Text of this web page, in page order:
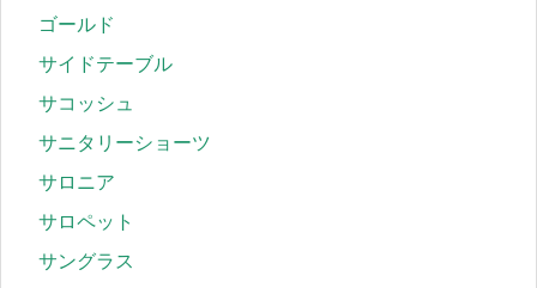
ゴールド
サイドテーブル
サコッシュ
サニタリーショーツ
サロニア
サロペット
サングラス